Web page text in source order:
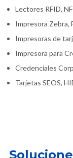
Lectores RFID,
Impresora Zebra,
Impresoras de
Impresora para
Credenciales
Tarjetas SEOS,